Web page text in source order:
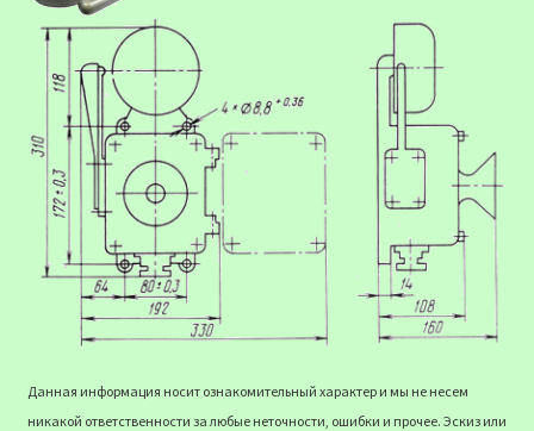
Данная информация носит ознакомительный характер и мы не несем
никакой ответственности за любые неточности, ошибки и прочее. Эскиз или